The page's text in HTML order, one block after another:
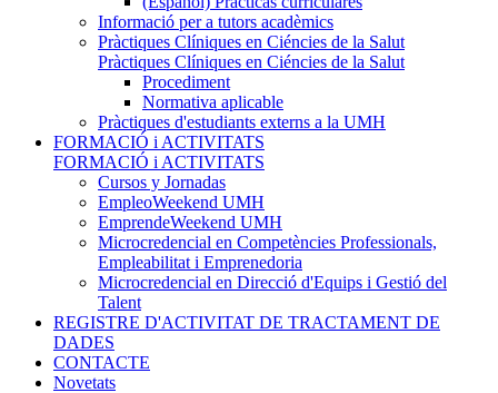
Informació per a tutors acadèmics
Pràctiques Clíniques en Ciéncies de la Salut
Pràctiques Clíniques en Ciéncies de la Salut
Procediment
Normativa aplicable
Pràctiques d'estudiants externs a la UMH
FORMACIÓ i ACTIVITATS
FORMACIÓ i ACTIVITATS
Cursos y Jornadas
EmpleoWeekend UMH
EmprendeWeekend UMH
Microcredencial en Competències Professionals,
Empleabilitat i Emprenedoria
Microcredencial en Direcció d'Equips i Gestió del
Talent
REGISTRE D'ACTIVITAT DE TRACTAMENT DE
DADES
CONTACTE
Novetats